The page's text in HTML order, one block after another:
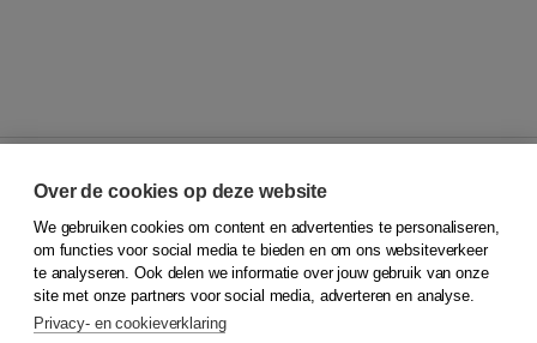
© 2026Koninklijke Boom uitgevers
Klantenservice
Service & informatie
Contact
Over de cookies op deze website
We gebruiken cookies om content en advertenties te personaliseren,
om functies voor social media te bieden en om ons websiteverkeer
te analyseren. Ook delen we informatie over jouw gebruik van onze
site met onze partners voor social media, adverteren en analyse.
Privacy- en cookieverklaring